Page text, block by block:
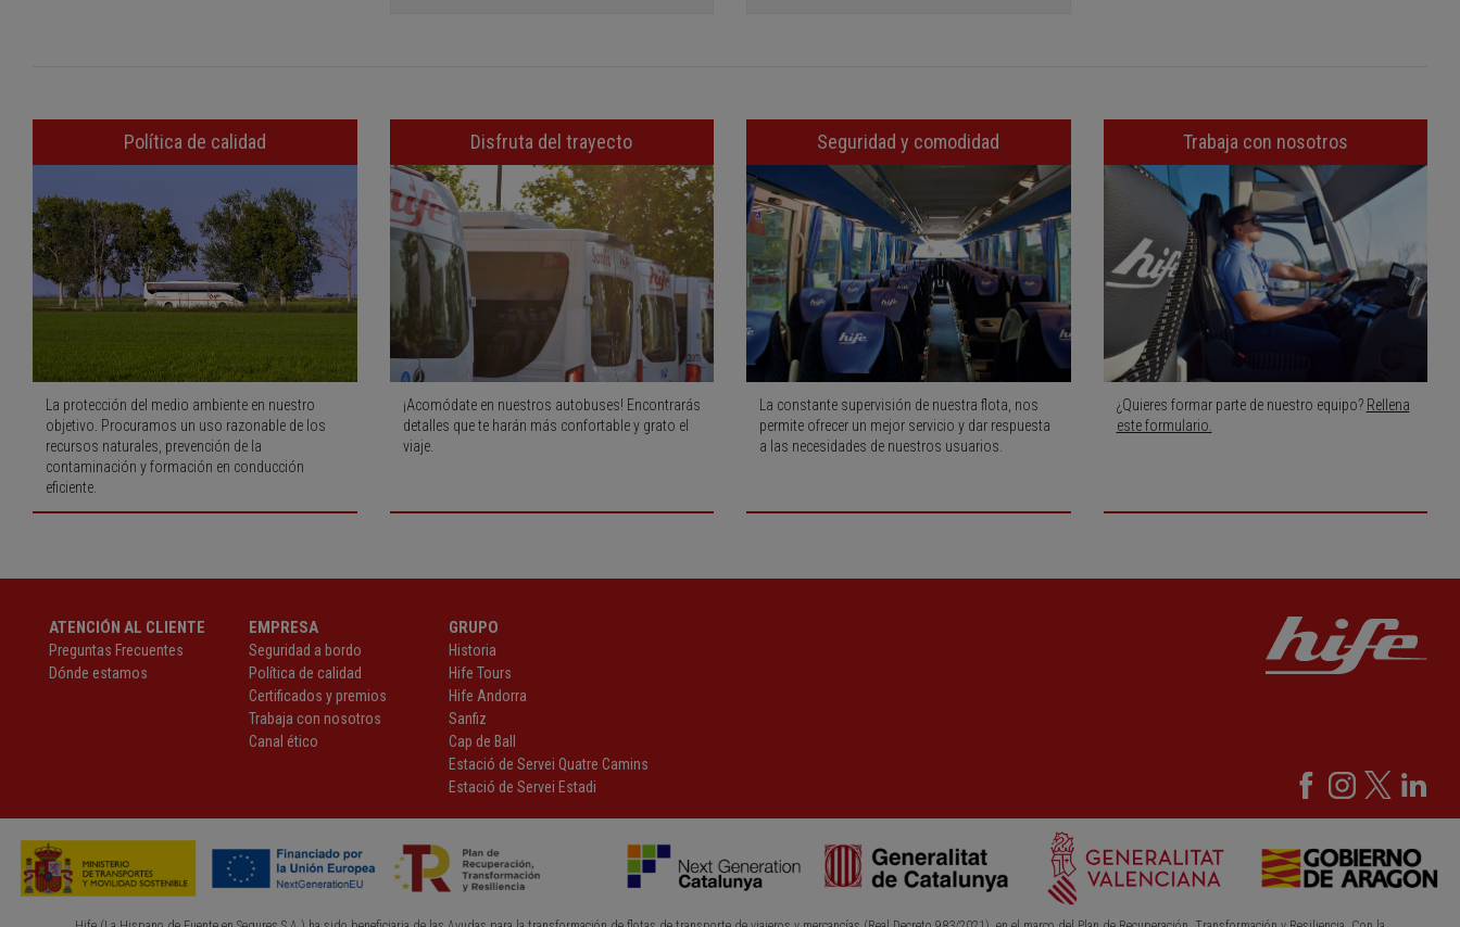
Política de calidad
La protección del medio ambiente en nuestro
objetivo. Procuramos un uso razonable de los
recursos naturales, prevención de la
contaminación y formación en conducción
eficiente.
Disfruta del trayecto
¡Acomódate en nuestros autobuses! Encontrarás
detalles que te harán más confortable y grato el
viaje.
Seguridad y comodidad
La constante supervisión de nuestra flota, nos
permite ofrecer un mejor servicio y dar respuesta
a las necesidades de nuestros usuarios.
Trabaja con nosotros
¿Quieres formar parte de nuestro equipo? Rellena
este formulario.
ATENCIÓN AL CLIENTE
Preguntas Frecuentes
Dónde estamos
EMPRESA
Seguridad a bordo
Política de calidad
Certificados y premios
Trabaja con nosotros
Canal ético
GRUPO
Historia
Hife Tours
Hife Andorra
Sanfiz
Cap de Ball
Estació de Servei Quatre Camins
Estació de Servei Estadi